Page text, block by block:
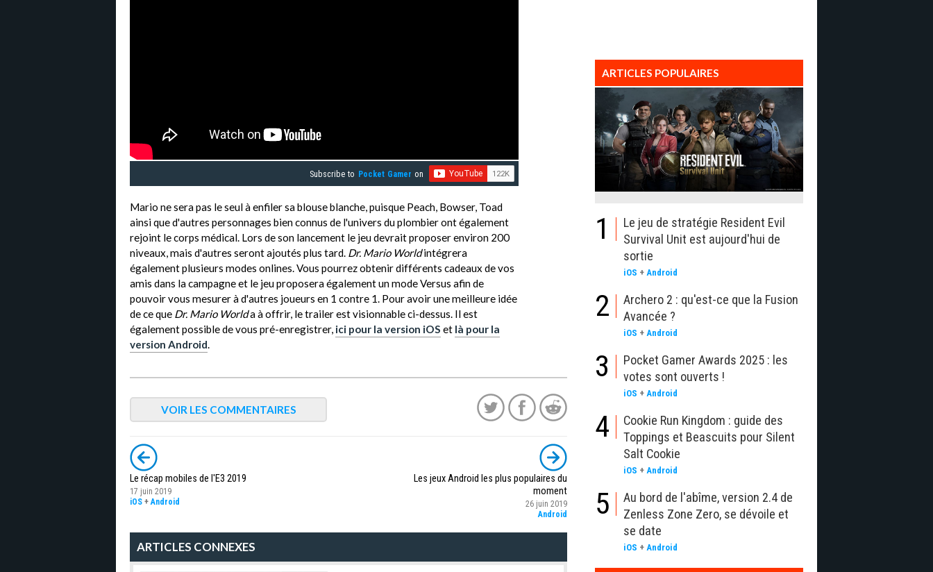
Subscribe to Pocket Gamer on
Mario ne sera pas le seul à enfiler sa blouse blanche, puisque Peach, Bowser, Toad
ainsi que d'autres personnages bien connus de l'univers du plombier ont également
rejoint le corps médical. Lors de son lancement le jeu devrait proposer environ 200
niveaux, mais d'autres seront ajoutés plus tard. Dr. Mario Worldintégrera
également plusieurs modes onlines. Vous pourrez obtenir différents cadeaux de vos
amis dans la campagne et le jeu proposera également un mode Versus afin de
pouvoir vous mesurer à d'autres joueurs en 1 contre 1. Pour avoir une meilleure idée
de ce que Dr. Mario Worlda à offrir, le trailer est visionnable ci-dessus. Il est
également possible de vous pré-enregistrer, ici pour la version iOS et là pour la
version Android.
VOIR LES COMMENTAIRES
Le récap mobiles de l'E3 2019
17 juin 2019
iOS +Android
Les jeux Android les plus populaires du
moment
26 juin 2019
Android
ARTICLES CONNEXES
ARTICLES POPULAIRES
1
Le jeu de stratégie Resident Evil
Survival Unit est aujourd'hui de
sortie
iOS + Android
2
Archero 2 : qu'est-ce que la Fusion
Avancée ?
iOS + Android
3
Pocket Gamer Awards 2025 : les
votes sont ouverts !
iOS + Android
4
Cookie Run Kingdom : guide des
Toppings et Beascuits pour Silent
Salt Cookie
iOS + Android
5
Au bord de l'abîme, version 2.4 de
Zenless Zone Zero, se dévoile et
se date
iOS + Android